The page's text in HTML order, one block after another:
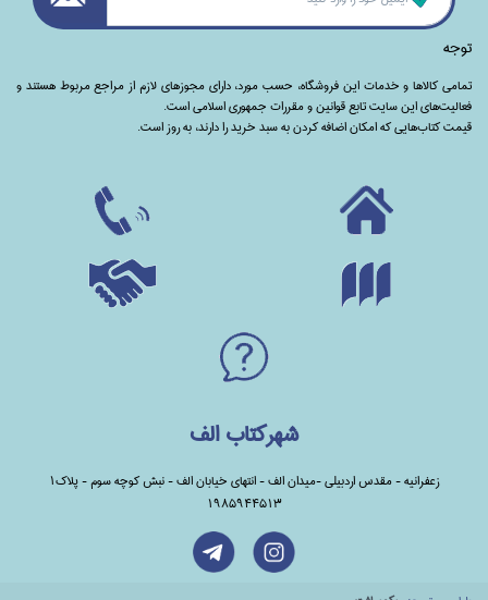
توجه
تمامی‌ کالاها و خدمات این فروشگاه، حسب مورد،‌ دارای مجوزهای لازم از مراجع مربوط هستند ‌و‌‌
فعالیت‌های این سایت تابع قوانین و مقررات جمهوری اسلامی است.
قیمت کتاب‌هایی که امکان اضافه کردن به سبد خرید را دارند،‌ به روز است.
شهرکتاب الف
زعفرانیه - مقدس اردبیلی -میدان الف - انتهای خیابان الف - نبش کوچه سوم - پلاک1
1985944513